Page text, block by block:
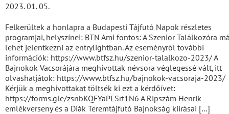
2023. 01. 05.
Felkerültek a honlapra a Budapesti Tájfutó Napok részletes
programjai, helyszínei: BTN Ami fontos: A Szenior Találkozóra
lehet jelentkezni az entrylightban. Az eseményről további
információk: https://www.btfsz.hu/szenior-talalkozo-2023/ A
Bajnokok Vacsorájára meghívottak névsora véglegessé vált, itt
olvashatjátok: https://www.btfsz.hu/bajnokok-vacsoraja-2023/
Kérjük a meghívottakat töltsék ki ezt a kérdőívet:
https://forms.gle/zsnbKQFYaPLSrt1N6 A Ripszám Henrik
emlékverseny és a Diák Teremtájfutó Bajnokság kiírásai […]